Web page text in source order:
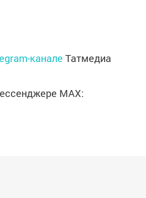
канале Татмедиа
MАХ: